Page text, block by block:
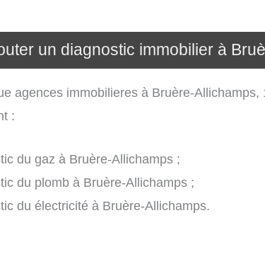
un diagnostic immobilier à
agences immobilieres à Bruère-
:
du gaz à Bruère-Allichamps ;
du plomb à Bruère-Allichamps ;
du électricité à Bruère-Allichamps.